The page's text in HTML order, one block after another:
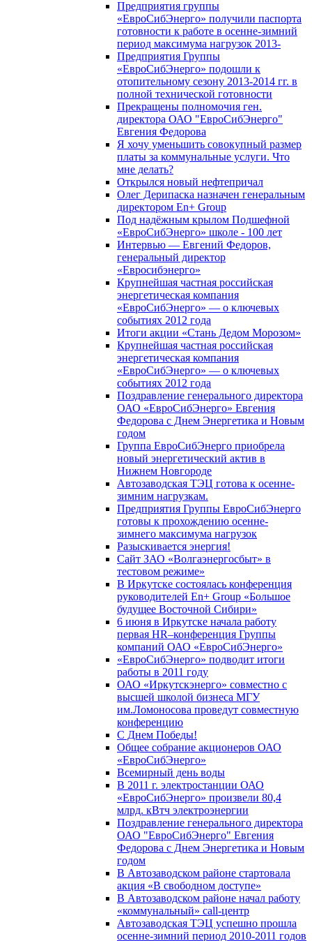
Предприятия группы
«ЕвроСибЭнерго» получили паспорта
готовности к работе в осенне-зимний
период максимума нагрузок 2013-
Предприятия Группы
«ЕвроСибЭнерго» подошли к
отопительному сезону 2013-2014 гг. в
полной технической готовности
Прекращены полномочия ген.
директора ОАО "ЕвроСибЭнерго"
Евгения Федорова
Я хочу уменьшить совокупный размер
платы за коммунальные услуги. Что
мне делать?
Открылся новый нефтепричал
Олег Дерипаска назначен генеральным
директором En+ Group
Под надёжным крылом Подшефной
«ЕвроСибЭнерго» школе - 100 лет
Интервью — Евгений Федоров,
генеральный директор
«Евросибэнерго»
Крупнейшая частная российская
энергетическая компания
«ЕвроСибЭнерго» — о ключевых
событиях 2012 года
Итоги акции «Стань Дедом Морозом»
Крупнейшая частная российская
энергетическая компания
«ЕвроСибЭнерго» — о ключевых
событиях 2012 года
Поздравление генерального директора
ОАО «ЕвроСибЭнерго» Евгения
Федорова с Днем Энергетика и Новым
годом
Группа ЕвроСибЭнерго приобрела
новый энергетический актив в
Нижнем Новгороде
Автозаводская ТЭЦ готова к осенне-
зимним нагрузкам.
Предприятия Группы ЕвроСибЭнерго
готовы к прохождению осенне-
зимнего максимума нагрузок
Разыскивается энергия!
Сайт ЗАО «Волгаэнергосбыт» в
тестовом режиме»
В Иркутске состоялась конференция
руководителей En+ Group «Большое
будущее Восточной Сибири»
6 июня в Иркутске начала работу
первая HR–конференция Группы
компаний ОАО «ЕвроСибЭнерго»
«ЕвроСибЭнерго» подводит итоги
работы в 2011 году
ОАО «Иркутскэнерго» совместно с
высшей школой бизнеса МГУ
им.Ломоносова проведут совместную
конференцию
С Днем Победы!
Общее собрание акционеров ОАО
«ЕвроСибЭнерго»
Всемирный день воды
В 2011 г. электростанции ОАО
«ЕвроСибЭнерго» произвели 80,4
млрд. кВтч электроэнергии
Поздравление генерального директора
ОАО "ЕвроСибЭнерго" Евгения
Федорова с Днем Энергетика и Новым
годом
В Автозаводском районе стартовала
акция «В свободном доступе»
В Автозаводском районе начал работу
«коммунальный» call-центр
Автозаводская ТЭЦ успешно прошла
осенне-зимний период 2010-2011 годов